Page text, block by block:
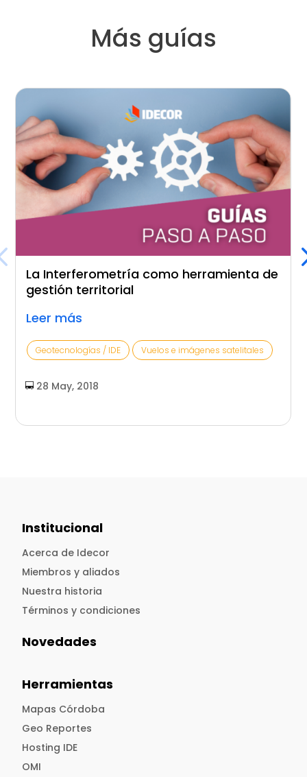
Más guías
La Interferometría como herramienta de
gestión territorial
Leer más
Geotecnologías / IDE Vuelos e imágenes satelitales
28 May, 2018
Institucional
Acerca de Idecor
Miembros y aliados
Nuestra historia
Términos y condiciones
Novedades
Herramientas
Mapas Córdoba
Geo Reportes
Hosting IDE
OMI